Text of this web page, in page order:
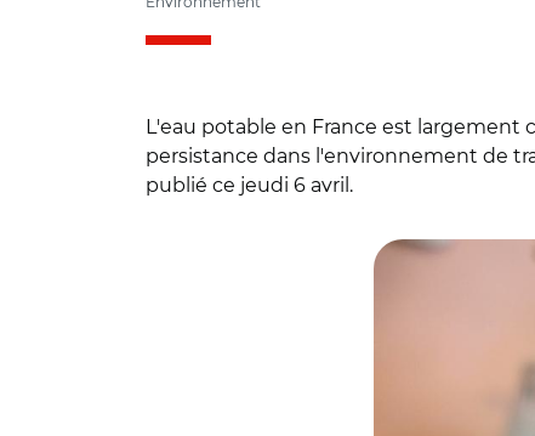
L'eau potable en France est largement
persistance dans l'environnement de
publié ce jeudi 6 avril.